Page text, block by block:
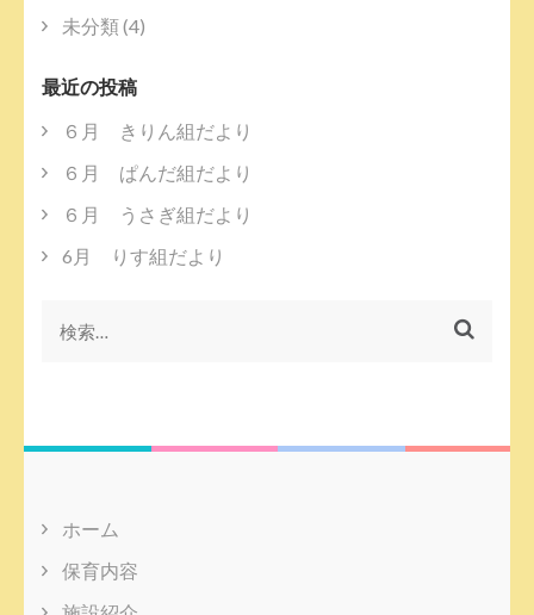
未分類(4)
最近の投稿
６月 きりん組だより
６月 ぱんだ組だより
６月 うさぎ組だより
6月 りす組だより
検
ホーム
保育内容